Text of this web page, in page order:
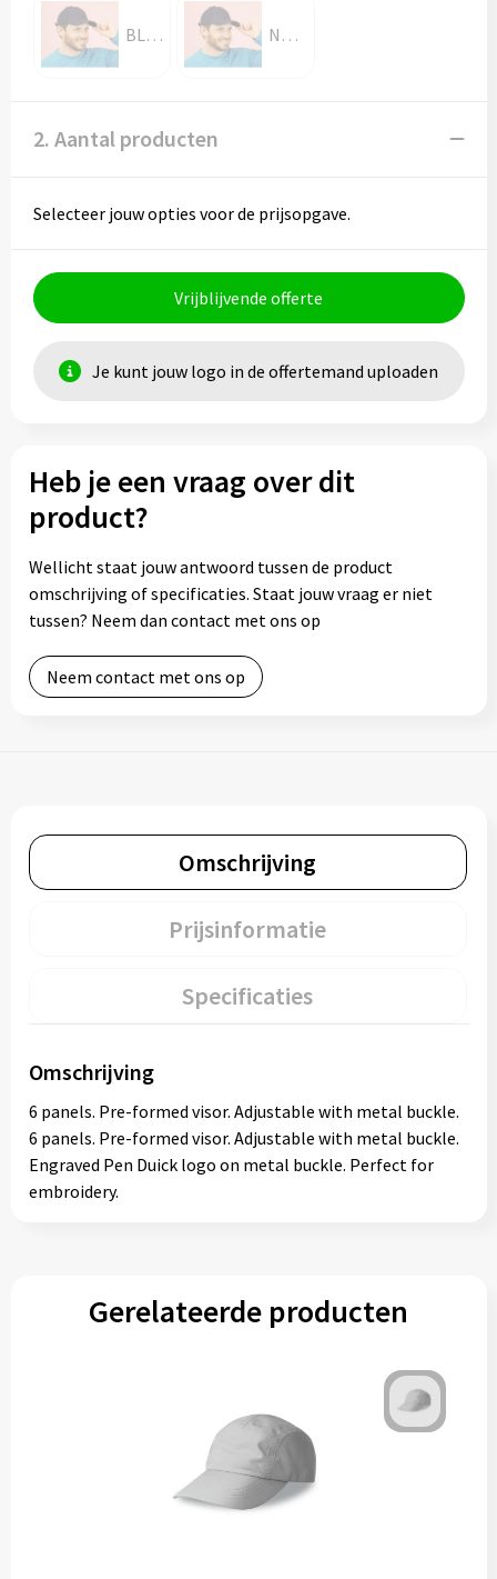
BLACK NAVY
2. Aantal producten
Selecteer jouw opties voor de prijsopgave.
Vrijblijvende offerte
Je kunt jouw logo in de offertemand uploaden
Heb je een vraag over dit
product?
Wellicht staat jouw antwoord tussen de product
omschrijving of specificaties. Staat jouw vraag er niet
tussen? Neem dan contact met ons op
Neem contact met ons op
Omschrijving
Prijsinformatie
Specificaties
Omschrijving
6 panels. Pre-formed visor. Adjustable with metal buckle.
6 panels. Pre-formed visor. Adjustable with metal buckle.
Engraved Pen Duick logo on metal buckle. Perfect for
embroidery.
Gerelateerde producten